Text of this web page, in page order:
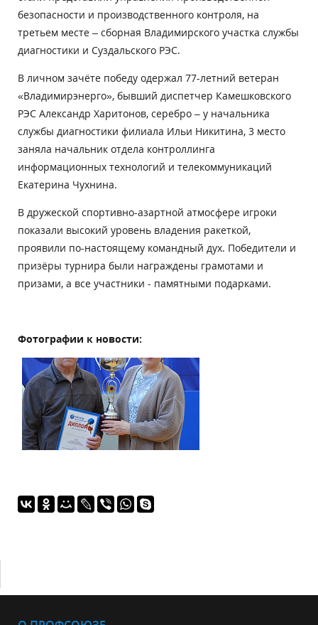
безопасности и производственного контроля, на
третьем месте – сборная Владимирского участка службы
диагностики и Суздальского РЭС.
В личном зачёте победу одержал 77-летний ветеран
«Владимирэнерго», бывший диспетчер Камешковского
РЭС Александр Харитонов, серебро – у начальника
службы диагностики филиала Ильи Никитина, 3 место
заняла начальник отдела контроллинга
информационных технологий и телекоммуникаций
Екатерина Чухнина.
В дружеской спортивно-азартной атмосфере игроки
показали высокий уровень владения ракеткой,
проявили по-настоящему командный дух. Победители и
призёры турнира были награждены грамотами и
призами, а все участники - памятными подарками.
Фотографии к новости: